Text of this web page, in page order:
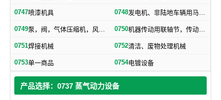
0747喷漆机具 0748 发电机、非陆地车辆用马达和引擎及其零部件
0749 泵，阀，气体压缩机，风机，，液压元件，气动元件 0750 机器传动用联轴节，传动带及其他机器零部件
0751焊接机械 0752清洁、废物处理机械
0753单一商品 0754电镀设备
产品选择：0737 蒸气动力设备